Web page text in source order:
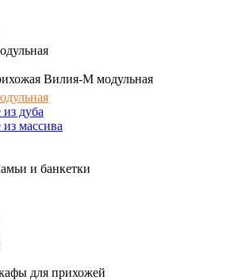
Вилия-М модульная
дуба
массива
и банкетки
для прихожей